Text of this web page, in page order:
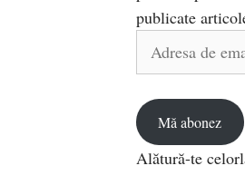
publicate
Adresa
Mă abonez
Alătură-te